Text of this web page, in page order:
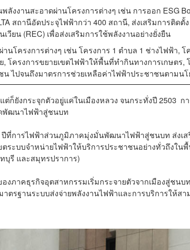
งงานสะอาดผ่านโครงการต่างๆ เช่น การออก ESG
สถานีอัดประจุไฟฟ้ากว่า 400 สถานี, ส่งเสริมการติดตั้
วียน (REC) เพื่อส่งเสริมการใช้พลังงานอย่างยั่งยืน
โครงการต่างๆ เช่น โครงการ 1 ตำบล 1 ช่างไฟฟ้า, โ
โครงการขยายเขตไฟฟ้าให้พื้นที่ทำกินทางการเกษตร,
ไปจนถึงมาตรการช่วยเหลือค่าไฟฟ้าประชาชนตามนโ
ต่ก็ยังกระจุกตัวอยู่แค่ในเมืองหลวง จนกระทั่งปี 2503
พัฒนาไฟฟ้าสู่ชนบท
ปีที่การไฟฟ้าส่วนภูมิภาคมุ่งมั่นพัฒนาไฟฟ้าสู่ชนบท ส่งเ
ระบบจำหน่ายไฟฟ้าให้บริการประชาชนอย่างทั่วถึงใน
บุรี และสมุทรปราการ)
งภาคธุรกิจอุตสาหกรรมเริ่มกระจายตัวจากเมืองสู่ชน
าตรฐานระบบส่งจ่ายพลังงานไฟฟ้าและการบริการให้ส